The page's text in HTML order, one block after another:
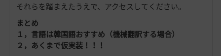
それらを踏まえたうえで、アクセスしてください。
まとめ
１，言語は韓国語おすすめ（機械翻訳する場合）
２，あくまで仮実装！！！